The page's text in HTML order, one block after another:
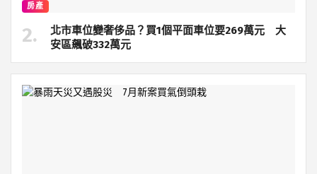
房產
北市車位變奢侈品？買1個平面車位要269萬元 大
安區飆破332萬元